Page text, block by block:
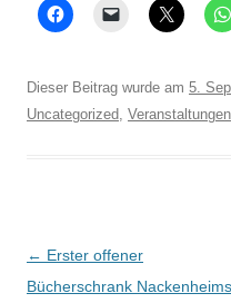
Dieser Beitrag wurde am 5.
Uncategorized Veranstaltungen
Beitrags-
Navigation
← Erster offener
Bücherschrank Nackenheims